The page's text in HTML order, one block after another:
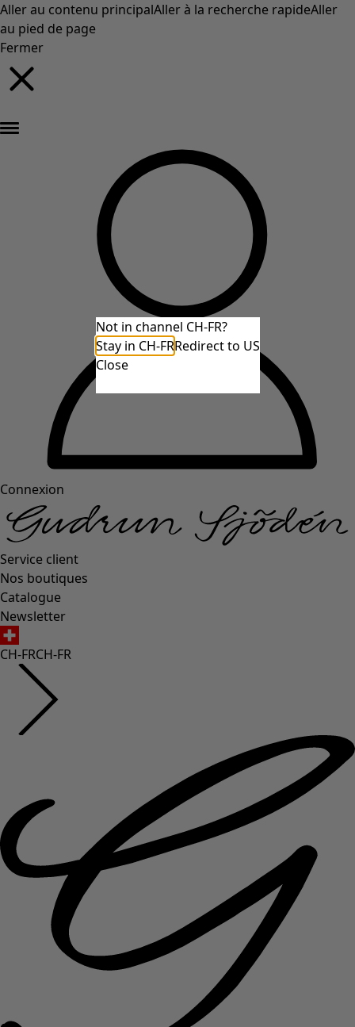
Aller au contenu principalAller à la recherche rapideAller
au pied de page
Fermer
Connexion
Service client
Nos boutiques
Catalogue
Newsletter
CH-FRCH-FR
Not in channel CH-FR?
Stay in CH-FRRedirect to US
Close